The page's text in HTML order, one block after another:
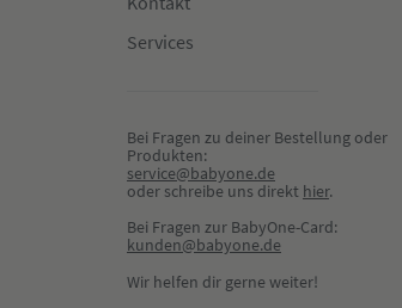
Services
Bei Fragen zu deiner Bestellung oder
Produkten:
service@babyone.de
oder schreibe uns direkt hier.
Bei Fragen zur BabyOne-Card:
kunden@babyone.de
Wir helfen dir gerne weiter!